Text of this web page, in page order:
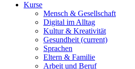
Kurse
Mensch & Gesellschaft
Digital im Alltag
Kultur & Kreativität
Gesundheit (current)
Sprachen
Eltern & Familie
Arbeit und Beruf